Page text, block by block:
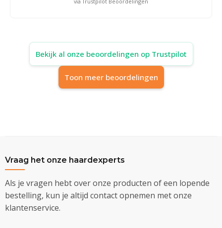
Bekijk al onze beoordelingen op Trustpilot
Toon meer beoordelingen
Vraag het onze haardexperts
Als je vragen hebt over onze producten of een lopende
bestelling, kun je altijd contact opnemen met onze
klantenservice.